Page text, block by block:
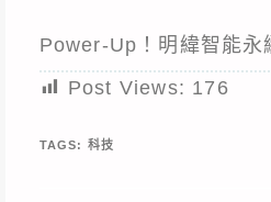
Power-Up！明緯智能永
Post Views: 176
TAGS: 科技